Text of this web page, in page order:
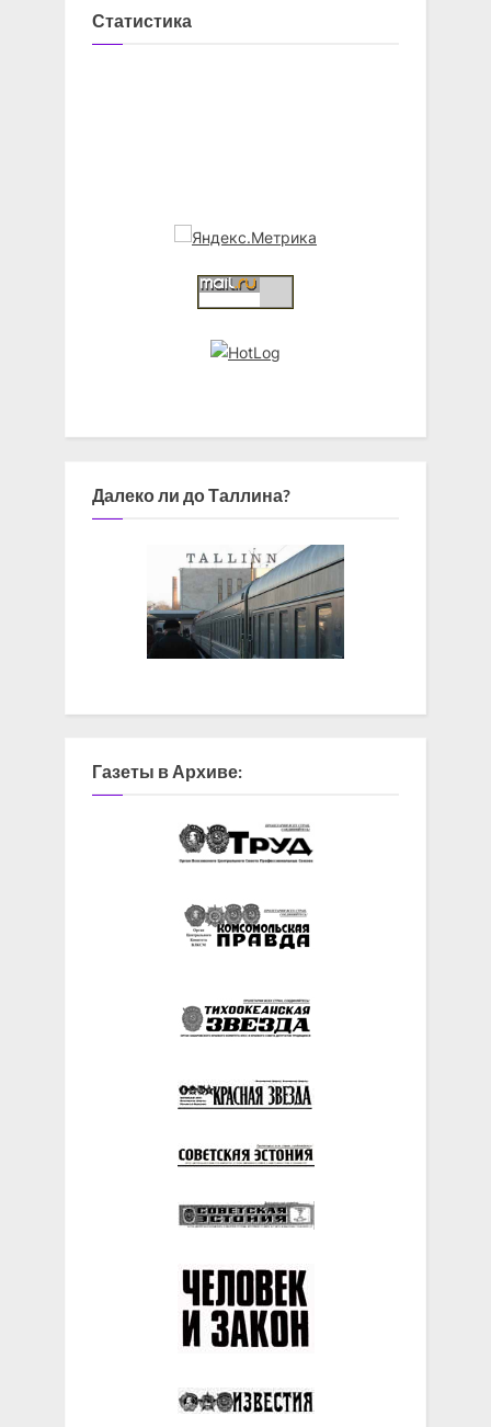
Статистика
Далеко ли до Таллина?
Газеты в Архиве: